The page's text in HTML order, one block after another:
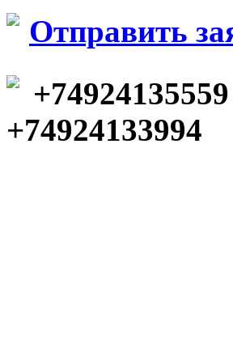
Отправить
+74924135559
+74924133994